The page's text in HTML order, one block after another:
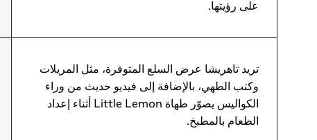
على رؤيتها.
تريد تاهريشا عرض السلع المتوفرة، مثل المريلات
وكتب الطهي، بالإضافة إلى فيديو حديث من وراء
الكواليس يصوّر طهاة Little Lemon أثناء إعداد
الطعام بالمطبخ.